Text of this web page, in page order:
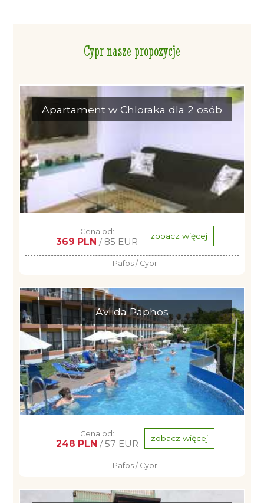
Cypr nasze propozycje
Apartament w Chloraka dla 2 osób
Cena od:
369 PLN / 85 EUR zobacz więcej
Pafos / Cypr
Avlida Paphos
Cena od:
248 PLN / 57 EUR zobacz więcej
Pafos / Cypr